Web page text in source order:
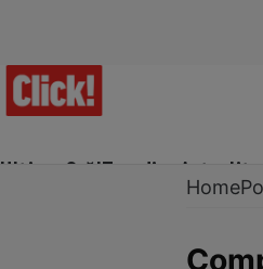
Ultima Oră!Trending
Home